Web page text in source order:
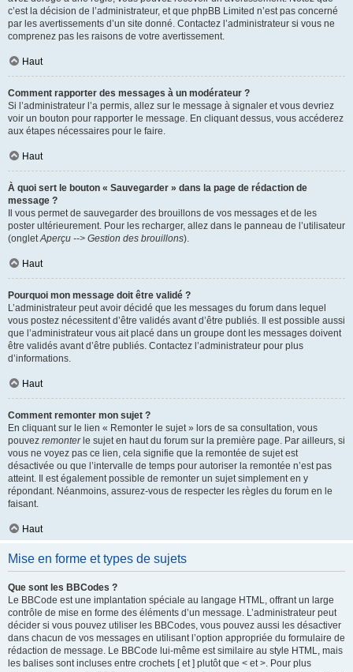
c’est la décision de l’administrateur, et que phpBB Limited n’est pas concerné
par les avertissements d’un site donné. Contactez l’administrateur si vous ne
comprenez pas les raisons de votre avertissement.
Haut
Comment rapporter des messages à un modérateur ?
Si l’administrateur l’a permis, allez sur le message à signaler et vous devriez
voir un bouton pour rapporter le message. En cliquant dessus, vous accéderez
aux étapes nécessaires pour le faire.
Haut
À quoi sert le bouton « Sauvegarder » dans la page de rédaction de
message ?
Il vous permet de sauvegarder des brouillons de vos messages et de les
poster ultérieurement. Pour les recharger, allez dans le panneau de l’utilisateur
(ongletAperçu --> Gestion des brouillons).
Haut
Pourquoi mon message doit être validé ?
L’administrateur peut avoir décidé que les messages du forum dans lequel
vous postez nécessitent d’être validés avant d’être publiés. Il est possible aussi
que l’administrateur vous ait placé dans un groupe dont les messages doivent
être validés avant d’être publiés. Contactez l’administrateur pour plus
d’informations.
Haut
Comment remonter mon sujet ?
En cliquant sur le lien « Remonter le sujet » lors de sa consultation, vous
pouvez remonterle sujet en haut du forum sur la première page. Par ailleurs, si
vous ne voyez pas ce lien, cela signifie que la remontée de sujet est
désactivée ou que l’intervalle de temps pour autoriser la remontée n’est pas
atteint. Il est également possible de remonter un sujet simplement en y
répondant. Néanmoins, assurez-vous de respecter les règles du forum en le
faisant.
Haut
Mise en forme et types de sujets
Que sont les BBCodes ?
Le BBCode est une implantation spéciale au langage HTML, offrant un large
contrôle de mise en forme des éléments d’un message. L’administrateur peut
décider si vous pouvez utiliser les BBCodes, vous pouvez aussi les désactiver
dans chacun de vos messages en utilisant l’option appropriée du formulaire de
rédaction de message. Le BBCode lui-même est similaire au style HTML, mais
les balises sont incluses entre crochets [ et ] plutôt que < et >. Pour plus